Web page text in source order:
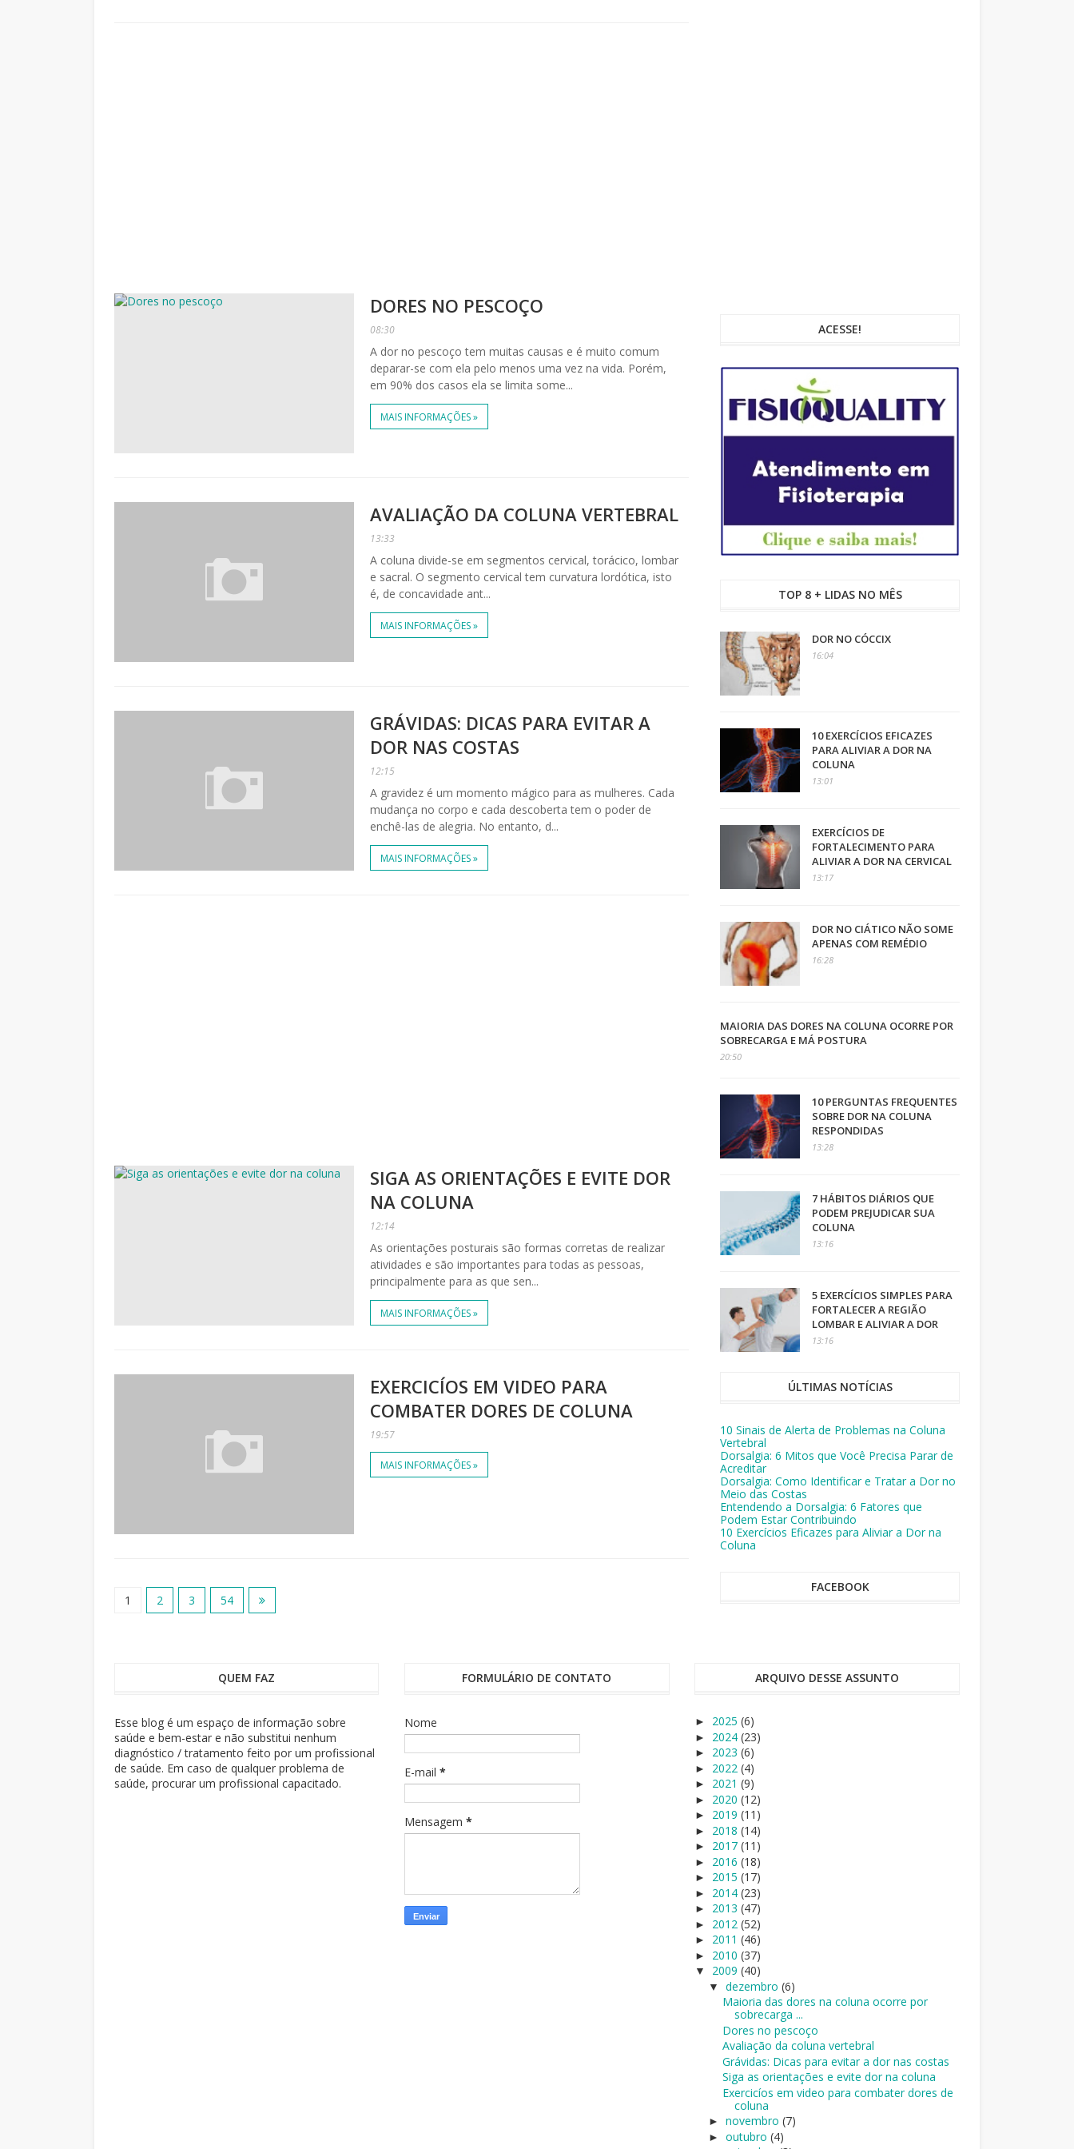
DORES NO PESCOÇO
08:30
A dor no pescoço tem muitas causas e é muito comum
deparar-se com ela pelo menos uma vez na vida. Porém,
em 90% dos casos ela se limita some...
MAIS INFORMAÇÕES »
AVALIAÇÃO DA COLUNA VERTEBRAL
13:33
A coluna divide-se em segmentos cervical, torácico, lombar
e sacral. O segmento cervical tem curvatura lordótica, isto
é, de concavidade ant...
MAIS INFORMAÇÕES »
GRÁVIDAS: DICAS PARA EVITAR A
DOR NAS COSTAS
12:15
A gravidez é um momento mágico para as mulheres. Cada
mudança no corpo e cada descoberta tem o poder de
enchê-las de alegria. No entanto, d...
MAIS INFORMAÇÕES »
SIGA AS ORIENTAÇÕES E EVITE DOR
NA COLUNA
12:14
As orientações posturais são formas corretas de realizar
atividades e são importantes para todas as pessoas,
principalmente para as que sen...
MAIS INFORMAÇÕES »
EXERCICÍOS EM VIDEO PARA
COMBATER DORES DE COLUNA
19:57
MAIS INFORMAÇÕES »
1 2 3 54
ACESSE!
TOP 8 + LIDAS NO MÊS
DOR NO CÓCCIX
16:04
10 EXERCÍCIOS EFICAZES
PARA ALIVIAR A DOR NA
COLUNA
13:01
EXERCÍCIOS DE
FORTALECIMENTO PARA
ALIVIAR A DOR NA CERVICAL
13:17
DOR NO CIÁTICO NÃO SOME
APENAS COM REMÉDIO
16:28
MAIORIA DAS DORES NA COLUNA OCORRE POR
SOBRECARGA E MÁ POSTURA
20:50
10 PERGUNTAS FREQUENTES
SOBRE DOR NA COLUNA
RESPONDIDAS
13:28
7 HÁBITOS DIÁRIOS QUE
PODEM PREJUDICAR SUA
COLUNA
13:16
5 EXERCÍCIOS SIMPLES PARA
FORTALECER A REGIÃO
LOMBAR E ALIVIAR A DOR
13:16
ÚLTIMAS NOTÍCIAS
10 Sinais de Alerta de Problemas na Coluna
Vertebral
Dorsalgia: 6 Mitos que Você Precisa Parar de
Acreditar
Dorsalgia: Como Identificar e Tratar a Dor no
Meio das Costas
Entendendo a Dorsalgia: 6 Fatores que
Podem Estar Contribuindo
10 Exercícios Eficazes para Aliviar a Dor na
Coluna
FACEBOOK
QUEM FAZ
Esse blog é um espaço de informação sobre
saúde e bem-estar e não substitui nenhum
diagnóstico / tratamento feito por um profissional
de saúde. Em caso de qualquer problema de
saúde, procurar um profissional capacitado.
FORMULÁRIO DE CONTATO
Nome
E-mail*
Mensagem*
ARQUIVO DESSE ASSUNTO
► 2025(6)
► 2024(23)
► 2023(6)
► 2022(4)
► 2021(9)
► 2020(12)
► 2019(11)
► 2018(14)
► 2017(11)
► 2016(18)
► 2015(17)
► 2014(23)
► 2013(47)
► 2012(52)
► 2011(46)
► 2010(37)
▼ 2009(40)
▼dezembro(6)
Maioria das dores na coluna ocorre por
sobrecarga ...
Dores no pescoço
Avaliação da coluna vertebral
Grávidas: Dicas para evitar a dor nas costas
Siga as orientações e evite dor na coluna
Exercicíos em video para combater dores de
coluna
►novembro(7)
►outubro(4)